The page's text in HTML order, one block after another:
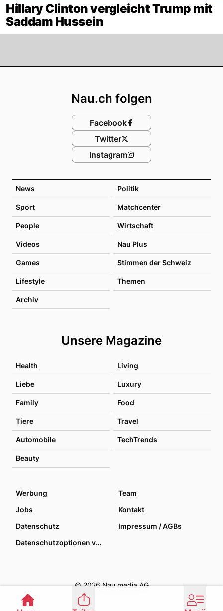
Hillary Clinton vergleicht Trump mit
Saddam Hussein
News Politik
Sport Matchcenter
People Wirtschaft
Videos Nau Plus
Games Stimmen der Schweiz
Lifestyle Themen
Archiv
Unsere Magazine
Health Living
Liebe Luxury
Family Food
Tiere Travel
Automobile TechTrends
Beauty
Nau.ch folgen
Facebook
Twitter
Instagram
Werbung
Team
Jobs
Kontakt
Datenschutz
Impressum / AGBs
Datenschutzoptionen verwalten
© 2026 Nau media AG